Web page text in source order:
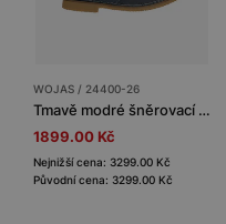
WOJAS / 24400-26
Tmavě modré šněrovací pánské kotníkové boty chukka
1899.00 Kč
Nejnižší cena: 3299.00 Kč
Původní cena: 3299.00 Kč